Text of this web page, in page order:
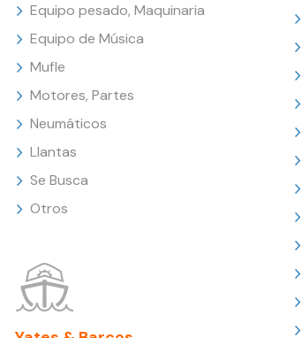
Equipo pesado, Maquinaria
Equipo de Música
Mufle
Motores, Partes
Neumáticos
Llantas
Se Busca
Otros